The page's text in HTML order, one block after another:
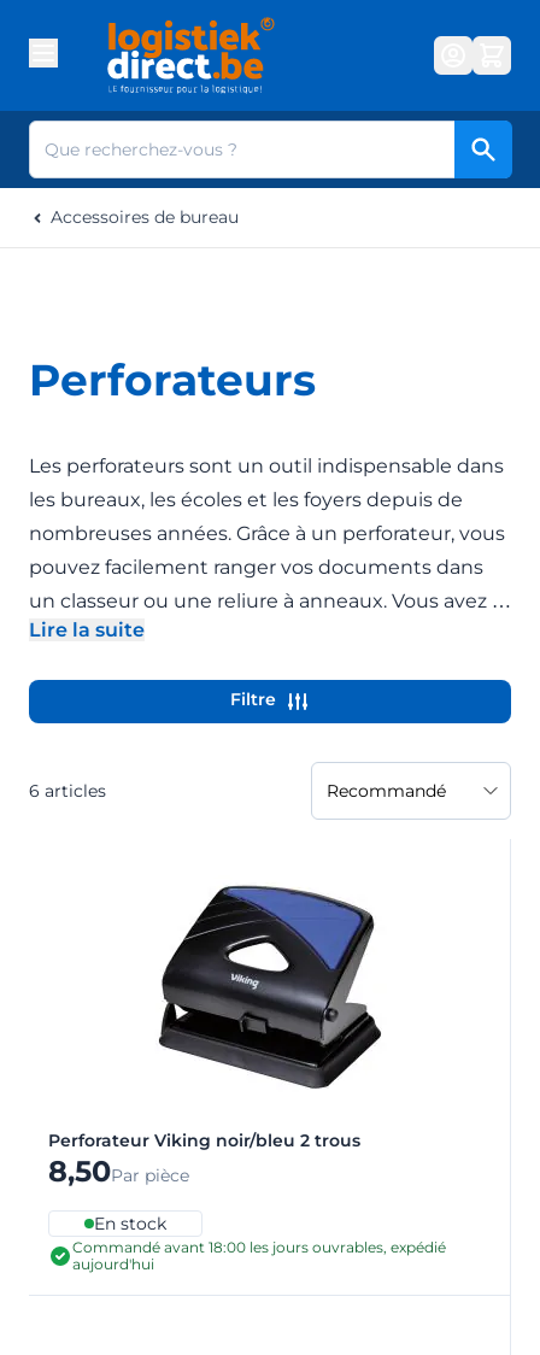
Accessoires de bureau
Perforateurs
Les perforateurs sont un outil indispensable dans
les bureaux, les écoles et les foyers depuis de
nombreuses années. Grâce à un perforateur, vous
pouvez facilement ranger vos documents dans
un classeur ou une reliure à anneaux. Vous avez le
choix entre un perforateur à 2 ou 4 trous. Les
Lire la suite
Filtre
6 articles
Perforateur Viking noir/bleu 2 trous
8,50Par pièce
En stock
Commandé avant 18:00 les jours ouvrables, expédié
aujourd'hui